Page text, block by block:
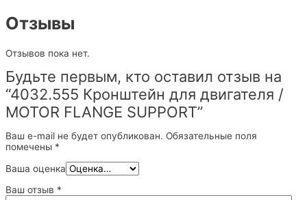
Отзывы
Отзывов пока нет.
Будьте первым, кто оставил отзыв на
“4032.555 Кронштейн для двигателя /
MOTOR FLANGE SUPPORT”
Ваш e-mail не будет опубликован. Обязательные поля
помечены *
Ваша оценка
Ваш отзыв *